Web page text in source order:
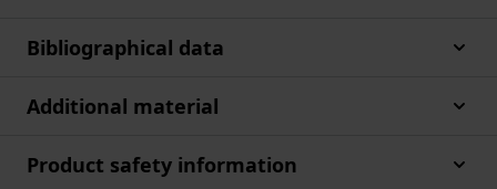
Bibliographical data
Additional material
Product safety information